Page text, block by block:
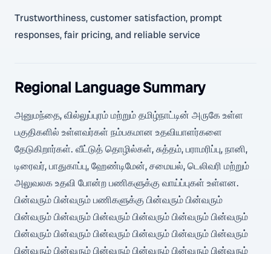
Trustworthiness, customer satisfaction, prompt
responses, fair pricing, and reliable service
Regional Language Summary
அனுமந்தை, வில்லுப்புரம் மற்றும் தமிழ்நாட்டின் அருகே உள்ள
பகுதிகளில் உள்ளவர்கள் நம்பகமான உதவியாளர்களை
தேடுகிறார்கள். வீட்டுத் தொழில்கள், சுத்தம், பராமரிப்பு, நானி,
டிரைவர், பாதுகாப்பு, ஹேண்டிமேன், சமையல், டெலிவரி மற்றும்
அலுவலக உதவி போன்ற பணிகளுக்கு வாய்ப்புகள் உள்ளன.
பின்வரும் பின்வரும் பணிகளுக்கு பின்வரும் பின்வரும்
பின்வரும் பின்வரும் பின்வரும் பின்வரும் பின்வரும் பின்வரும்
பின்வரும் பின்வரும் பின்வரும் பின்வரும் பின்வரும் பின்வரும்
பின்வரும் பின்வரும் பின்வரும் பின்வரும் பின்வரும் பின்வரும்